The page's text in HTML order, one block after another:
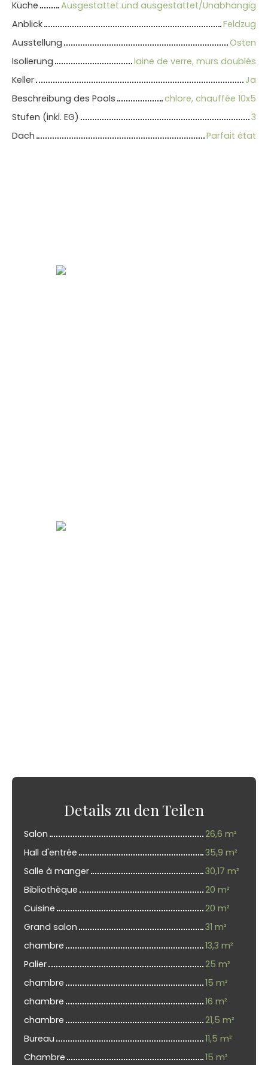
Küche
Ausgestattet und ausgestattet/Unabhängig
Anblick
Feldzug
Ausstellung
Osten
Isolierung
laine de verre, murs doublés
Keller
Ja
Beschreibung des Pools
chlore, chauffée 10x5
Stufen (inkl. EG)
3
Dach
Parfait état
Details zu den Teilen
Salon
26,6 m²
Hall d'entrée
35,9 m²
Salle à manger
30,17 m²
Bibliothèque
20 m²
Cuisine
20 m²
Grand salon
31 m²
chambre
13,3 m²
Palier
25 m²
chambre
15 m²
chambre
16 m²
chambre
21,5 m²
Bureau
11,5 m²
Chambre
15 m²